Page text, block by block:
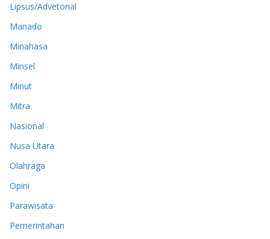
Lipsus/Advetorial
Manado
Minahasa
Minsel
Minut
Mitra
Nasional
Nusa Utara
Olahraga
Opini
Parawisata
Pemerintahan